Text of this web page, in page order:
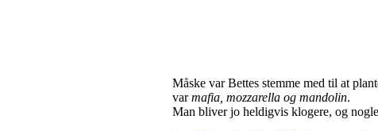
Måske var Bettes stemme med til at
varmafia, mozzarella og mandolin.
Man bliver jo heldigvis klogere, og